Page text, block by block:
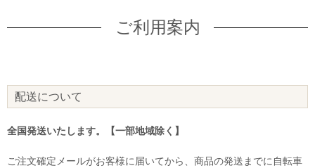
ご利用案内
配送について
全国発送いたします。【一部地域除く】
ご注文確定メールがお客様に届いてから、商品の発送までに自転車